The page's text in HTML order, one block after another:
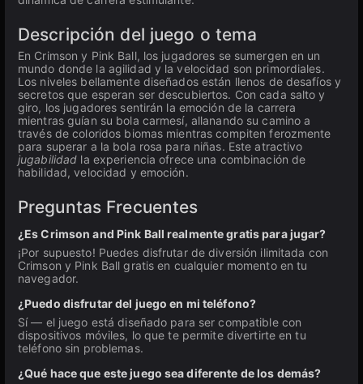
Descripción del juego o tema
En Crimson y Pink Ball, los jugadores se sumergen en un
mundo donde la agilidad y la velocidad son primordiales.
Los niveles bellamente diseñados están llenos de desafíos y
secretos que esperan ser descubiertos. Con cada salto y
giro, los jugadores sentirán la emoción de la carrera
mientras guían su bola carmesí, allanando su camino a
través de coloridos biomas mientras compiten ferozmente
para superar a la bola rosa para niñas. Este atractivo
jugabilidad la experiencia ofrece una combinación de
habilidad, velocidad y emoción.
Preguntas Frecuentes
¿Es Crimson and Pink Ball realmente gratis para jugar?
¡Por supuesto! Puedes disfrutar de diversión ilimitada con
Crimson y Pink Ball gratis en cualquier momento en tu
navegador.
¿Puedo disfrutar del juego en mi teléfono?
Sí — el juego está diseñado para ser compatible con
dispositivos móviles, lo que te permite divertirte en tu
teléfono sin problemas.
¿Qué hace que este juego sea diferente de los demás?